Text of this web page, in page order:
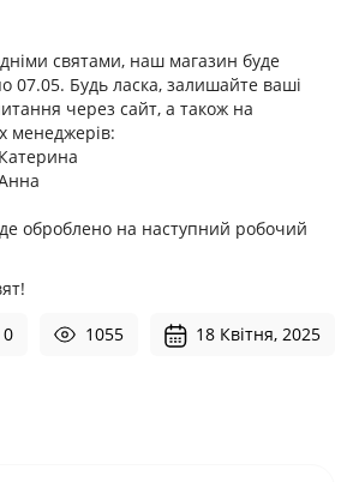
святами, наш магазин буде
07.05. Будь ласка, залишайте ваші
через сайт, а також на
менеджерів:
оброблено на наступний робочий
0
1055 18 Квітня, 2025